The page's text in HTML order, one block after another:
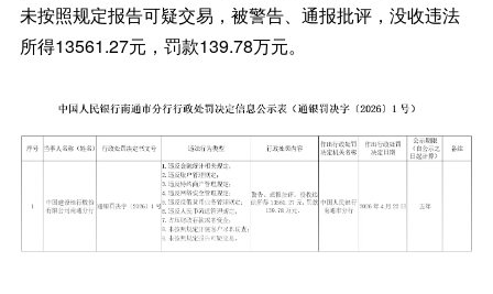
未按照规定报告可疑交易，被警告、通报批评，没收违法
所得13561.27元，罚款139.78万元。